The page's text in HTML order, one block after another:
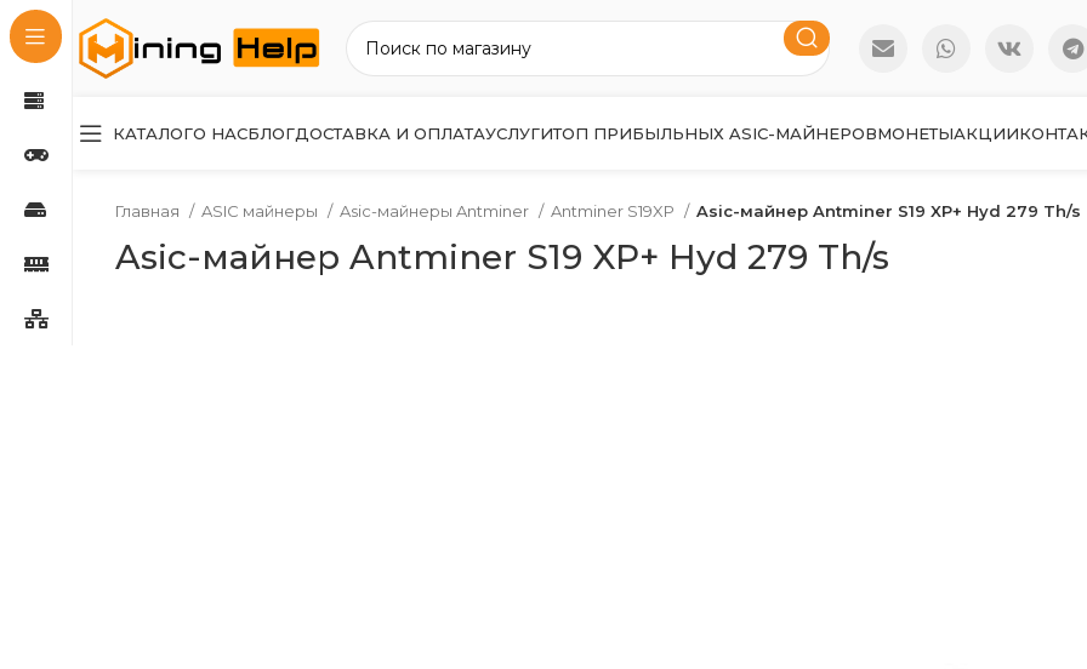
КАТАЛОГО НАСБЛОГДОСТАВКА И ОПЛАТАУСЛУГИТОП ПРИБЫЛЬНЫХ ASIC-МАЙНЕРОВМОНЕТЫАКЦИИ
Главная ASIC майнеры Asic-майнеры Antminer Antminer S19XP Asic-майнер Antminer S19 XP+ Hyd 279 Th/s
Asic-майнер Antminer S19 XP+ Hyd 279 Th/s